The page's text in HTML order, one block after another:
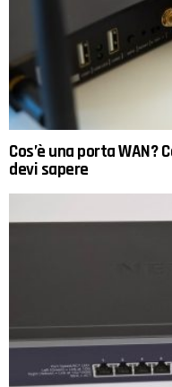
Cos’è una porta WAN?
devi sapere